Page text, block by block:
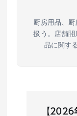
厨房用品、厨
扱う。店舗開
品に関す
【2026